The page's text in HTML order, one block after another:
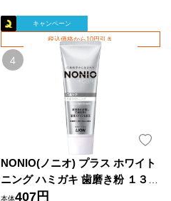
キャンペーン
税込価格から10円引き
NONIO(ノニオ) プラス ホワイト
ニング ハミガキ 歯磨き粉 １３０
ｇ ライオン (医薬部外品)
本体407円